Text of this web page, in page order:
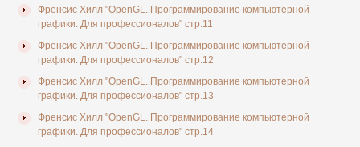
Френсис Хилл "OpenGL. Программирование компьютерной
графики. Для профессионалов" стр.11
Френсис Хилл "OpenGL. Программирование компьютерной
графики. Для профессионалов" стр.12
Френсис Хилл "OpenGL. Программирование компьютерной
графики. Для профессионалов" стр.13
Френсис Хилл "OpenGL. Программирование компьютерной
графики. Для профессионалов" стр.14